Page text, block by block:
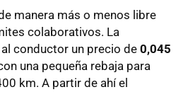
manera más o menos libre
colaborativos. La
conductor un precio de 0,045
una pequeña rebaja para
km. A partir de ahí el